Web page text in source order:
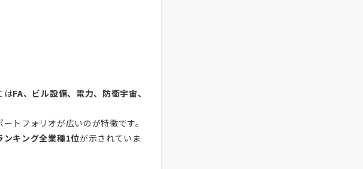
はFA、ビル設備、電力、防衛宇宙、
トフォリオが広いのが特徴です。
ンキング全業種1位が示されていま